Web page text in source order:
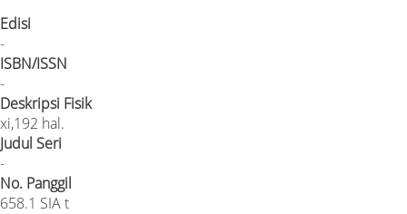
Edisi
-
ISBN/ISSN
-
Deskripsi Fisik
xi,192 hal.
Judul Seri
-
No. Panggil
658.1 SIA t